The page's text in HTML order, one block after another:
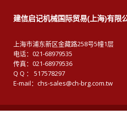
建信启记机械国际贸易(上海)有限
上海市浦东新区金藏路258号5幢1层
电话：021-68979535
传真：021-68979536
Q Q ： 517578297
E-mail：chs-sales@ch-brg.com.tw